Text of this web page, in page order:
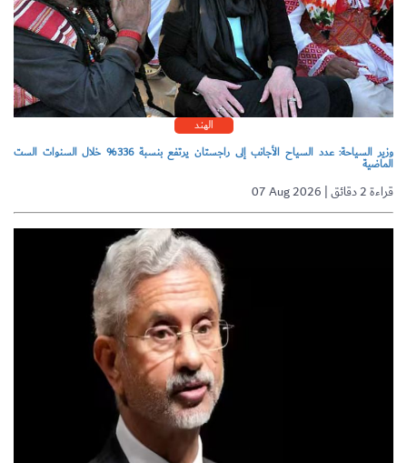
الهند
وزير السياحة: عدد السياح الأجانب إلى راجستان يرتفع بنسبة 336% خلال السنوات الست
الماضية
07 Aug 2026 | قراءة 2 دقائق